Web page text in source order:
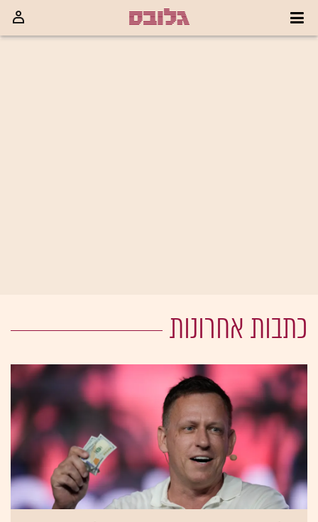
כתבות אחרונות